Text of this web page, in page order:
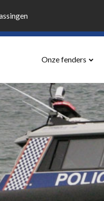
Onze fenders